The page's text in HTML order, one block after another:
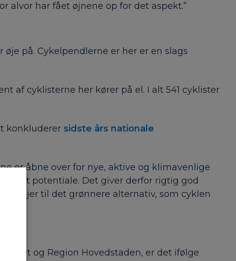
alvor har fået øjnene op for det aspekt.”
på. Cykelpendlerne er her er en slags
af cyklisterne her kører på el. I alt 541 cyklister
konkluderer sidste års nationale
er åbne over for nye, aktive og klimavenlige
stort potentiale. Det giver derfor rigtig god
til det grønnere alternativ, som cyklen
og Region Hovedstaden, er det ifølge